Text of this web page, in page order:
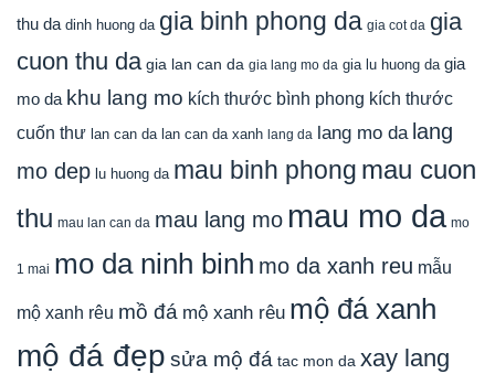
thu da dinh huong da gia binh phong da gia cot da gia
cuon thu da gia lan can da gia lang mo da gia lu huong da gia
mo da khu lang mo kích thước bình phong kích thước
cuốn thư lan can da lan can da xanh lang da lang mo da lang
mo dep lu huong da mau binh phong mau cuon
thu mau lan can da mau lang mo mau mo da mo
1 mai mo da ninh binh mo da xanh reu mẫu
mộ xanh rêu mồ đá mộ xanh rêu mộ đá xanh
mộ đá đẹp sửa mộ đá tac mon da xay lang